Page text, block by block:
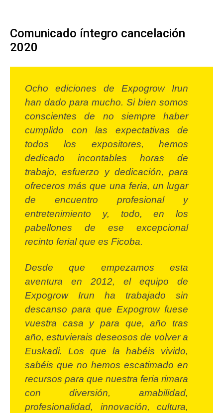
Comunicado íntegro cancelación
2020
Ocho ediciones de Expogrow Irun
han dado para mucho. Si bien somos
conscientes de no siempre haber
cumplido con las expectativas de
todos los expositores, hemos
dedicado incontables horas de
trabajo, esfuerzo y dedicación, para
ofreceros más que una feria, un lugar
de encuentro profesional y
entretenimiento y, todo, en los
pabellones de ese excepcional
recinto ferial que es Ficoba.
Desde que empezamos esta
aventura en 2012, el equipo de
Expogrow Irun ha trabajado sin
descanso para que Expogrow fuese
vuestra casa y para que, año tras
año, estuvierais deseosos de volver a
Euskadi. Los que la habéis vivido,
sabéis que no hemos escatimado en
recursos para que nuestra feria rimara
con diversión, amabilidad,
profesionalidad, innovación, cultura,